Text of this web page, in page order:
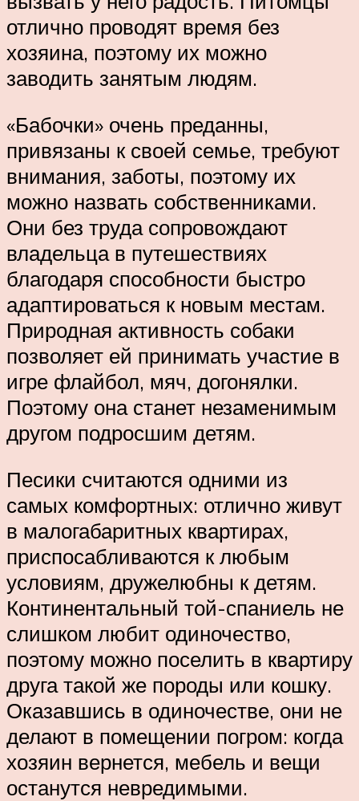
отлично проводят время без
хозяина, поэтому их можно
заводить занятым людям.
«Бабочки» очень преданны,
привязаны к своей семье, требуют
внимания, заботы, поэтому их
можно назвать собственниками.
Они без труда сопровождают
владельца в путешествиях
благодаря способности быстро
адаптироваться к новым местам.
Природная активность собаки
позволяет ей принимать участие в
игре флайбол, мяч, догонялки.
Поэтому она станет незаменимым
другом подросшим детям.
Песики считаются одними из
самых комфортных: отлично живут
в малогабаритных квартирах,
приспосабливаются к любым
условиям, дружелюбны к детям.
Континентальный той-спаниель не
слишком любит одиночество,
поэтому можно поселить в квартиру
друга такой же породы или кошку.
Оказавшись в одиночестве, они не
делают в помещении погром: когда
хозяин вернется, мебель и вещи
останутся невредимыми.